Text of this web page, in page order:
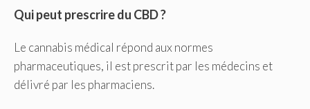
Qui peut prescrire du CBD ?
Le cannabis médical répond aux normes
pharmaceutiques, il est prescrit par les médecins et
délivré par les pharmaciens.